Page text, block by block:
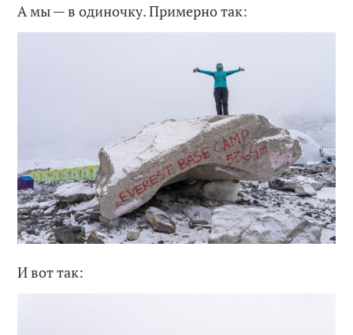
А мы — в одиночку. Примерно так:
И вот так: